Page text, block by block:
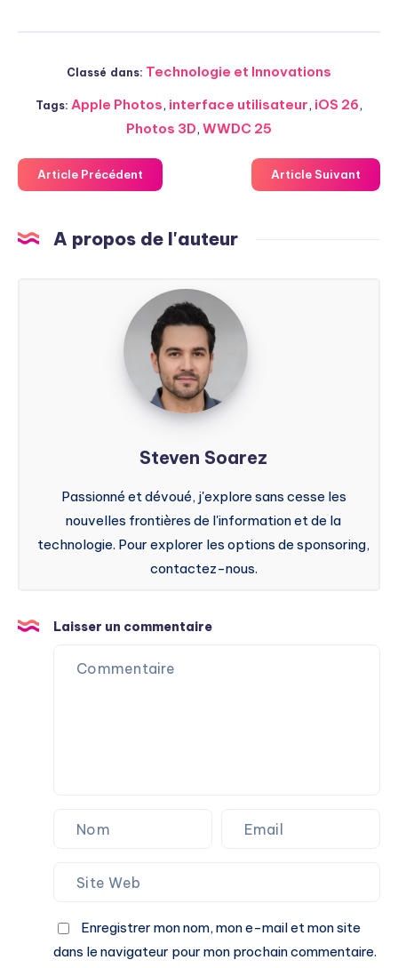
Classé dans: Technologie et Innovations
Tags: Apple Photos, interface utilisateur, iOS 26,
Photos 3D, WWDC 25
Article Précédent Article Suivant
A propos de l'auteur
Steven
Soarez
Steven Soarez
Passionné et dévoué, j'explore sans cesse les
nouvelles frontières de l'information et de la
technologie. Pour explorer les options de sponsoring,
contactez-nous.
Laisser un commentaire
Enregistrer mon nom, mon e-mail et mon site
dans le navigateur pour mon prochain commentaire.